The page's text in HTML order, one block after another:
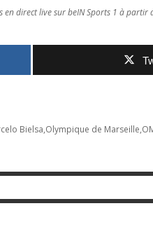
en direct live sur beIN Sports 1 à partir
Bielsa Olympique de Marseille